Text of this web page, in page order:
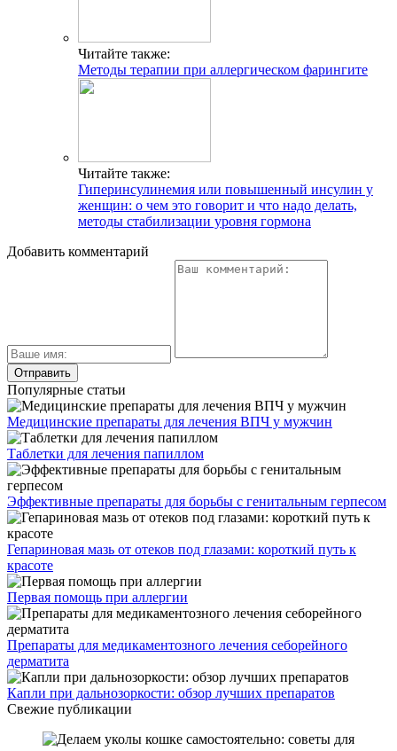
Читайте также:
Методы терапии при аллергическом фарингите
Читайте также:
Гиперинсулинемия или повышенный инсулин у
женщин: о чем это говорит и что надо делать,
методы стабилизации уровня гормона
Добавить комментарий
Популярные статьи
Медицинские препараты для лечения ВПЧ у мужчин
Таблетки для лечения папиллом
Эффективные препараты для борьбы с генитальным герпесом
Гепариновая мазь от отеков под глазами: короткий путь к
красоте
Первая помощь при аллергии
Препараты для медикаментозного лечения себорейного
дерматита
Капли при дальнозоркости: обзор лучших препаратов
Свежие публикации